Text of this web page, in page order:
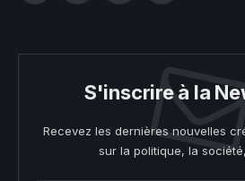
S'inscrire à la
Recevez les dernières nouvelles
sur la politique, la